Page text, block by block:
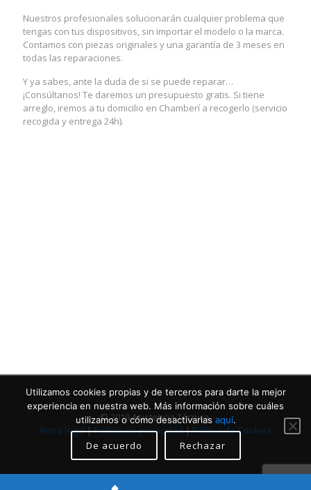
Nuestros profesionales solucionarán cualquier problema que
tengas con tus dispositivos, sin importar el modelo o la marca.
Contamos con piezas originales y una garantía de 3 meses en
todas las reparaciones.
Y ya sabes, ante la duda de si se puede reparar…
¡Consúltanos! Te daremos un presupuesto gratis. Si tiene
arreglo, iremos a tu domicilio en Chamberí a recogerlo (servicio
recogida y entrega 24h).
© 2019 Asistencia Técnica.
Aviso legal|Política de privacidad|Política de Cookies
Utilizamos cookies propias y de terceros para darte la mejor
experiencia en nuestra web. Más información sobre cuáles
utilizamos o cómo desactivarlas aquí.
De acuerdo Rechazar